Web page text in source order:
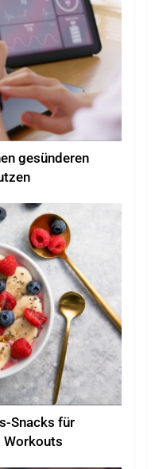
gesünderen
Snacks für
Workouts